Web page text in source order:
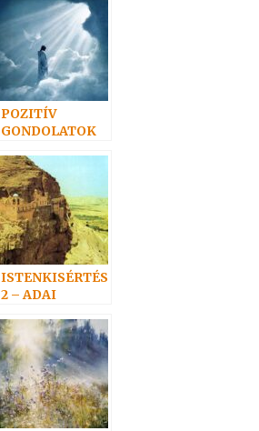
POZITÍV
GONDOLATOK
ISTENKISÉRTÉS
2 – ADAI